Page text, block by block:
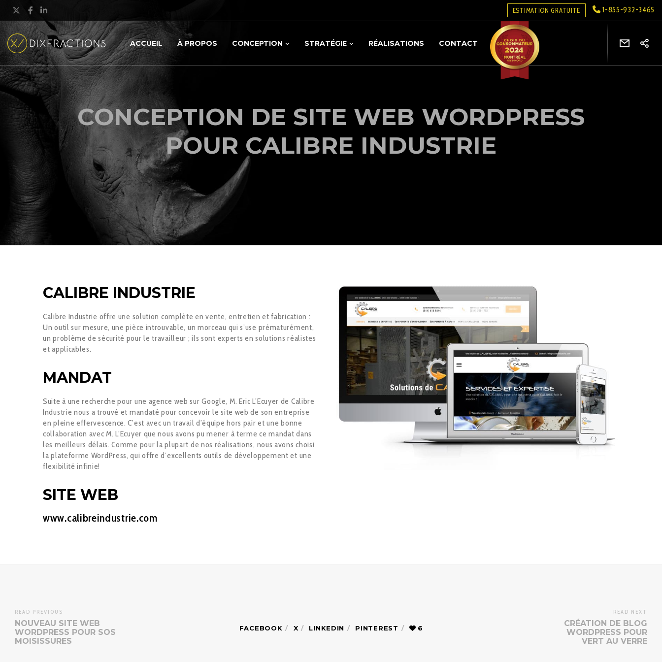
Facebook ESTIMATION GRATUITE 1-855-932-3465
ACCUEIL À PROPOS CONCEPTION STRATÉGIE RÉALISATIONS CONTACT
CONCEPTION DE SITE WEB WORDPRESS
POUR CALIBRE INDUSTRIE
CALIBRE INDUSTRIE
Calibre Industrie offre une solution complète en vente, entretien et fabrication :
Un outil sur mesure, une pièce introuvable, un morceau qui s’use prématurément,
un problème de sécurité pour le travailleur ; ils sont experts en solutions réalistes
et applicables.
MANDAT
Suite à une recherche pour une agence web sur Google, M. Eric L’Ecuyer de Calibre
Industrie nous a trouvé et mandaté pour concevoir le site web de son entreprise
en pleine effervescence. C’est avec un travail d’équipe hors pair et une bonne
collaboration avec M. L’Ecuyer que nous avons pu mener à terme ce mandat dans
les meilleurs délais. Comme pour la plupart de nos réalisations, nous avons choisi
la plateforme WordPress, qui offre d’excellents outils de développement et une
flexibilité infinie!
SITE WEB
www.calibreindustrie.com
READ PREVIOUS
NOUVEAU SITE WEB
WORDPRESS POUR SOS
MOISISSURES
FACEBOOK X LINKEDIN PINTEREST 6
READ NEXT
CRÉATION DE BLOG
WORDPRESS POUR
VERT AU VERRE